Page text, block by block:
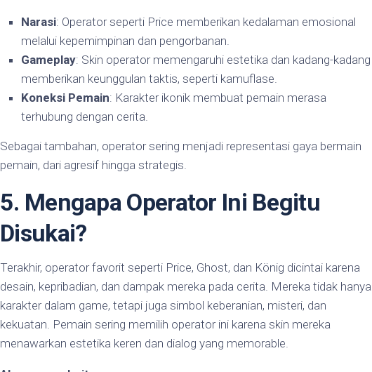
Narasi: Operator seperti Price memberikan kedalaman emosional
melalui kepemimpinan dan pengorbanan.
Gameplay: Skin operator memengaruhi estetika dan kadang-kadang
memberikan keunggulan taktis, seperti kamuflase.
Koneksi Pemain: Karakter ikonik membuat pemain merasa
terhubung dengan cerita.
Sebagai tambahan, operator sering menjadi representasi gaya bermain
pemain, dari agresif hingga strategis.
5. Mengapa Operator Ini Begitu
Disukai?
Terakhir, operator favorit seperti Price, Ghost, dan König dicintai karena
desain, kepribadian, dan dampak mereka pada cerita. Mereka tidak hanya
karakter dalam game, tetapi juga simbol keberanian, misteri, dan
kekuatan. Pemain sering memilih operator ini karena skin mereka
menawarkan estetika keren dan dialog yang memorable.